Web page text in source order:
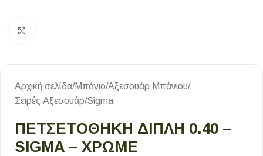
Αρχική σελίδα/Μπάνιο/Αξεσουάρ Μπάνιου/
Σειρές Αξεσουάρ/Sigma
ΠΕΤΣΕΤΟΘΗΚΗ ΔΙΠΛΗ 0.40 –
SIGMA – ΧΡΩΜΕ